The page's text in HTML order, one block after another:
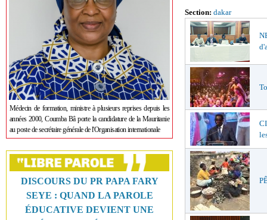
Médecin de formation, ministre à plusieurs reprises depuis les
années 2000, Coumba Bâ porte la candidature de la Mauritanie
au poste de secrétaire générale de l'Organisation internationale
DISCOURS DU PR PAPA FARY
SEYE : QUAND LA PAROLE
ÉDUCATIVE DEVIENT UNE
Section: dakar